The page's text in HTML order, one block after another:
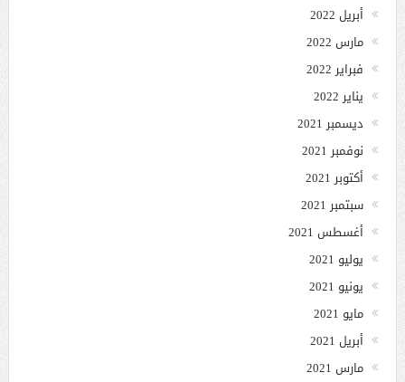
أبريل 2022
مارس 2022
فبراير 2022
يناير 2022
ديسمبر 2021
نوفمبر 2021
أكتوبر 2021
سبتمبر 2021
أغسطس 2021
يوليو 2021
يونيو 2021
مايو 2021
أبريل 2021
مارس 2021